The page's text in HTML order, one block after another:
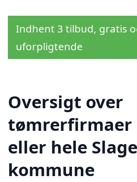
Indhent 3 tilbud, gratis
uforpligtende
Oversigt over
tømrerfirmaer
eller hele
kommune